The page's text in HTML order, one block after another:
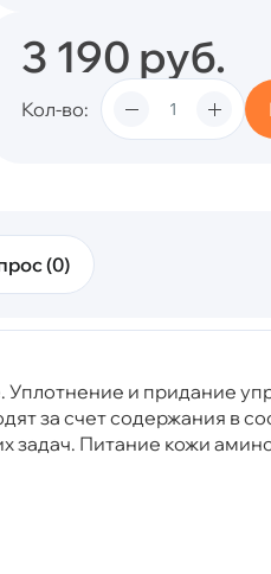
3 190 руб.
Кол-во
(0)
и придание
за счет содержания в
задач. Питание кожи